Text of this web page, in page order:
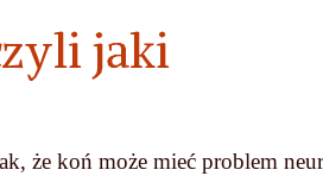
jaki
że koń może mieć problem